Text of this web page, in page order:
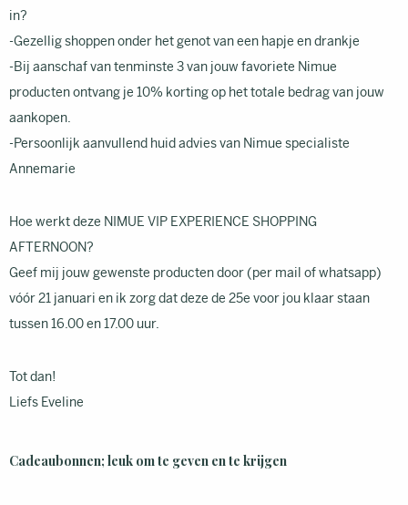
in?
-Gezellig shoppen onder het genot van een hapje en drankje
-Bij aanschaf van tenminste 3 van jouw favoriete Nimue
producten ontvang je 10% korting op het totale bedrag van jouw
aankopen.
-Persoonlijk aanvullend huid advies van Nimue specialiste
Annemarie
Hoe werkt deze NIMUE VIP EXPERIENCE SHOPPING
AFTERNOON?
Geef mij jouw gewenste producten door (per mail of whatsapp)
vóór 21 januari en ik zorg dat deze de 25e voor jou klaar staan
tussen 16.00 en 17.00 uur.
Tot dan!
Liefs Eveline
Cadeaubonnen; leuk om te geven en te krijgen